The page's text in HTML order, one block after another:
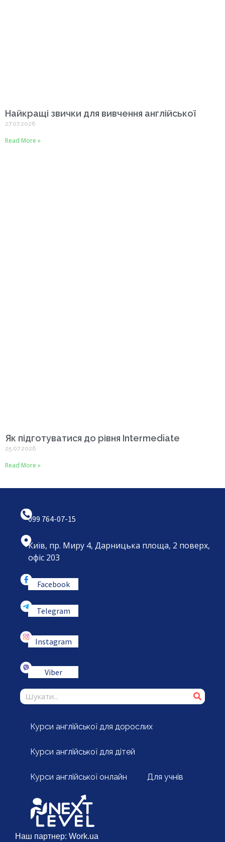
Найкращі звички для вивчення англійської
27.07.2026
Read More »
Як підготуватися до рівня Intermediate
25.07.2026
Read More »
099 764-07-15
Київ, пр. Миру 4, Дарницька площа, 2 поверх,
офіс 203
Facebook
Telegram
Instagram
Viber
Курси англійської для дорослих
Курси англійської для дітей
Курси англійської онлайн Для учнів
Наш партнер: Work.ua